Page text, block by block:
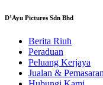
D’Ayu Pictures Sdn Bhd
Berita Riuh
Peraduan
Peluang Kerjaya
Jualan & Pemasaran